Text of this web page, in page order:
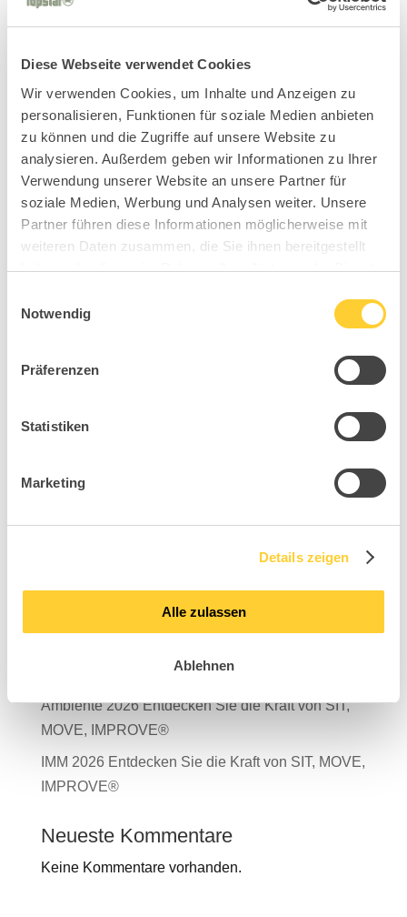
Diese Webseite verwendet Cookies
Wir verwenden Cookies, um Inhalte und Anzeigen zu
personalisieren, Funktionen für soziale Medien anbieten
zu können und die Zugriffe auf unsere Website zu
analysieren. Außerdem geben wir Informationen zu Ihrer
Verwendung unserer Website an unsere Partner für
soziale Medien, Werbung und Analysen weiter. Unsere
Partner führen diese Informationen möglicherweise mit
weiteren Daten zusammen, die Sie ihnen bereitgestellt
haben oder die sie im Rahmen Ihrer Nutzung der Dienste
Notwendig
Präferenzen
Statistiken
Marketing
Details zeigen
Alle zulassen
Ablehnen
Suchen
Nachhaltigkeitsbericht 2025 ist da!
TDR – Tag der Rückengesundheit 2026
Ambiente 2026 Entdecken Sie die Kraft von SIT,
MOVE, IMPROVE®
IMM 2026 Entdecken Sie die Kraft von SIT, MOVE,
IMPROVE®
Neueste Kommentare
Keine Kommentare vorhanden.